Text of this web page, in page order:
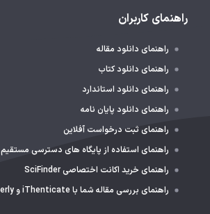
راهنمای کاربران
راهنمای دانلود مقاله
راهنمای دانلود کتاب
راهنمای دانلود استاندارد
راهنمای دانلود پایان نامه
راهنمای ثبت درخواست آفلاین
راهنمای استفاده از پایگاه های دسترسی مستقیم
راهنمای خرید اکانت اختصاصی SciFinder
راهنمای بررسی مقاله شما با iThenticate و Grammerly